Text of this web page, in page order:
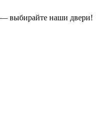
выбирайте наши двери!